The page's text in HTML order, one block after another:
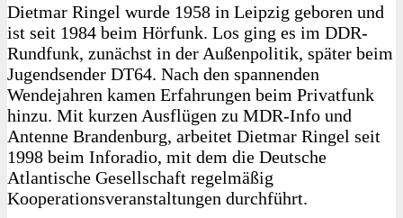
Dietmar Ringel wurde 1958 in Leipzig geboren und
ist seit 1984 beim Hörfunk. Los ging es im DDR-
Rundfunk, zunächst in der Außenpolitik, später beim
Jugendsender DT64. Nach den spannenden
Wendejahren kamen Erfahrungen beim Privatfunk
hinzu. Mit kurzen Ausflügen zu MDR-Info und
Antenne Brandenburg, arbeitet Dietmar Ringel seit
1998 beim Inforadio, mit dem die Deutsche
Atlantische Gesellschaft regelmäßig
Kooperationsveranstaltungen durchführt.